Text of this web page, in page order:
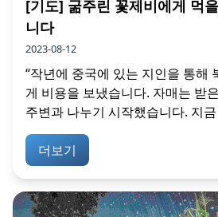
[기도] 굶주린 꽃제비에게 먹
니다
2023-08-12
“작년에 중국에 있는 지인을 통해
게 비용을 보냈습니다. 자매는 받
주변과 나누기 시작했습니다. 지
더보기